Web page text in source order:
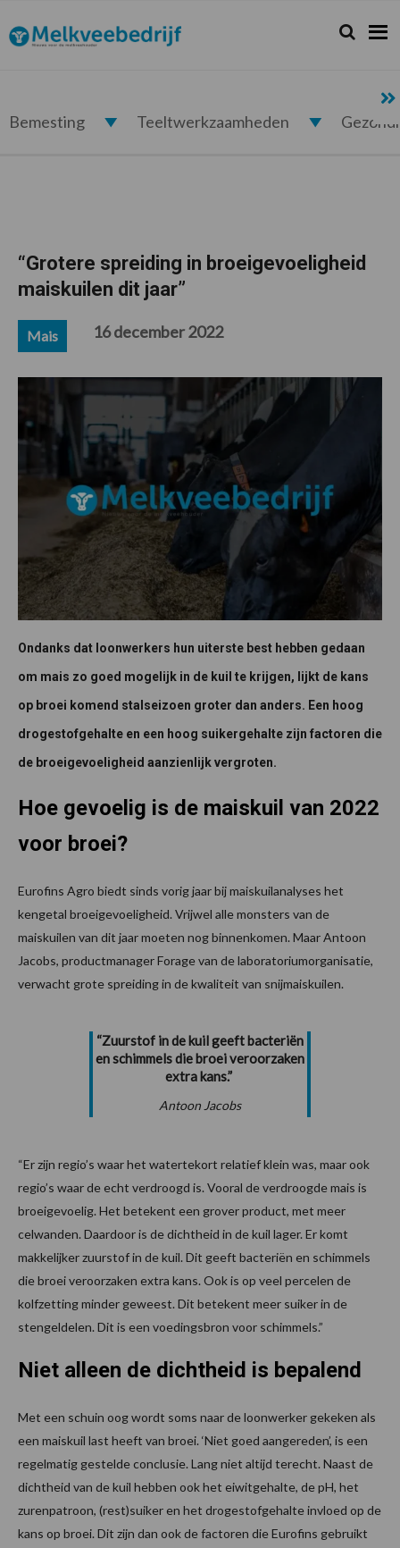
de
hoofdnavigatie
de
hoofd
de
eerste
de
voettekst
Melkveebedrijf.nl Zoeken...
Zoek
Bemesting Teeltwerkzaamheden
“Grotere spreiding in broeigevoeligheid
maiskuilen dit jaar”
Mais 16 december 2022
Ondanks dat loonwerkers hun uiterste best hebben gedaan
om mais zo goed mogelijk in de kuil te krijgen, lijkt de kans
op broei komend stalseizoen groter dan anders. Een hoog
drogestofgehalte en een hoog suikergehalte zijn factoren die
de broeigevoeligheid aanzienlijk vergroten.
Hoe gevoelig is de maiskuil van 2022
voor broei?
Eurofins Agro biedt sinds vorig jaar bij maiskuilanalyses het
kengetal broeigevoeligheid. Vrijwel alle monsters van de
maiskuilen van dit jaar moeten nog binnenkomen. Maar Antoon
Jacobs, productmanager Forage van de laboratoriumorganisatie,
verwacht grote spreiding in de kwaliteit van snijmaiskuilen.
“Zuurstof in de kuil geeft bacteriën
en schimmels die broei veroorzaken
extra kans.”
Antoon Jacobs
“Er zijn regio’s waar het watertekort relatief klein was, maar ook
regio’s waar de echt verdroogd is. Vooral de verdroogde mais is
broeigevoelig. Het betekent een grover product, met meer
celwanden. Daardoor is de dichtheid in de kuil lager. Er komt
makkelijker zuurstof in de kuil. Dit geeft bacteriën en schimmels
die broei veroorzaken extra kans. Ook is op veel percelen de
kolfzetting minder geweest. Dit betekent meer suiker in de
stengeldelen. Dit is een voedingsbron voor schimmels.”
Niet alleen de dichtheid is bepalend
Met een schuin oog wordt soms naar de loonwerker gekeken als
een maiskuil last heeft van broei. ‘Niet goed aangereden’, is een
regelmatig gestelde conclusie. Lang niet altijd terecht. Naast de
dichtheid van de kuil hebben ook het eiwitgehalte, de pH, het
zurenpatroon, (rest)suiker en het drogestofgehalte invloed op de
kans op broei. Dit zijn dan ook de factoren die Eurofins gebruikt